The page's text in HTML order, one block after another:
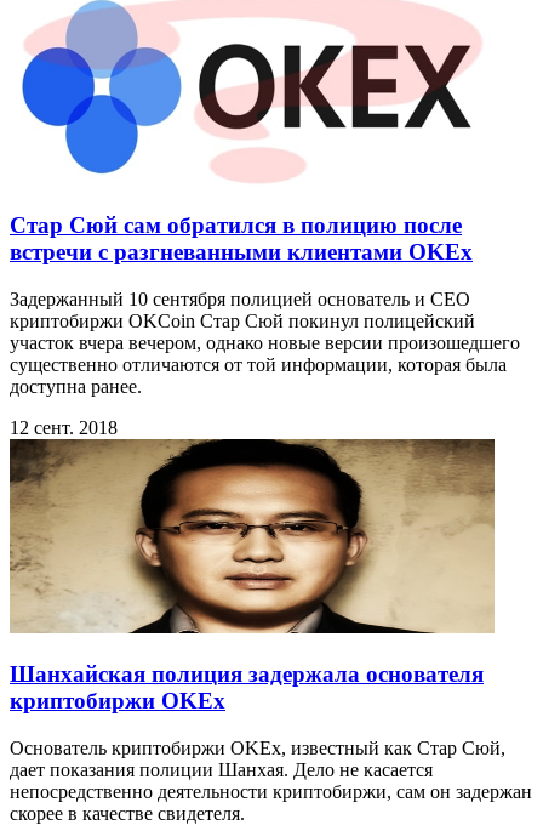
Стар Сюй сам обратился в полицию после
встречи с разгневанными клиентами OKEx
Задержанный 10 сентября полицией основатель и СЕО
криптобиржи OKCoin Стар Сюй покинул полицейский
участок вчера вечером, однако новые версии произошедшего
существенно отличаются от той информации, которая была
доступна ранее.
12 сент. 2018
Шанхайская полиция задержала основателя
криптобиржи OKEx
Основатель криптобиржи OKEx, известный как Стар Сюй,
дает показания полиции Шанхая. Дело не касается
непосредственно деятельности криптобиржи, сам он задержан
скорее в качестве свидетеля.